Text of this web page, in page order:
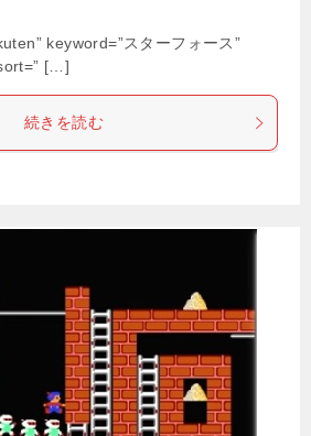
keyword=”スターフォース”
[…]
続きを読む